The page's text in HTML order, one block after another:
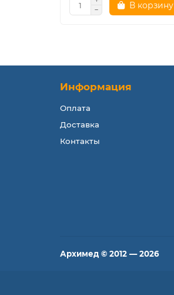
В корзину
Информация
Оплата
Доставка
Контакты
Архимед © 2012 — 2026